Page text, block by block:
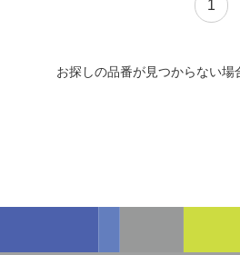
1
お探しの品番が見つからない